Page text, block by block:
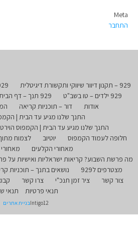
Meta
התחבר
929 – תקנון דיוור שיווקי ותקשורת דיגיטלית 929
929 ילדים – טו בשב"ט
929 תנך – דף הבית
אודות
דור – תוכניות קריאה
התנך שלנו מגיע עד הבית |
התנך שלנו מגיע עד הבית | הקמפוס
חלופה לעמוד הקמפוס
יוטיוב לצמוח
מאחורי הקלעים
מה פרשת השבוע? קריאות ישראליות ואישיות על
מצטרפים ל929
נושאים בתנך – תוכניות
צור קשר
ציר זמן תנכ"י צרו קשר
תנאי פרטיות
תנאי
Intigo12בניית אתרים